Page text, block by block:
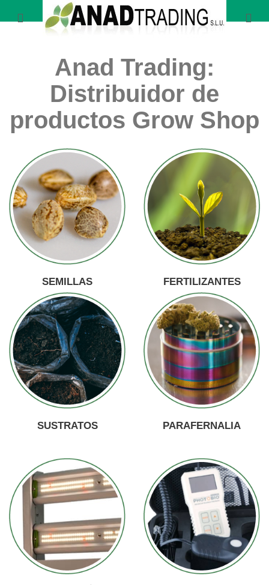
Anad Trading:
Distribuidor de
productos Grow Shop
SEMILLAS FERTILIZANTES
SUSTRATOS PARAFERNALIA